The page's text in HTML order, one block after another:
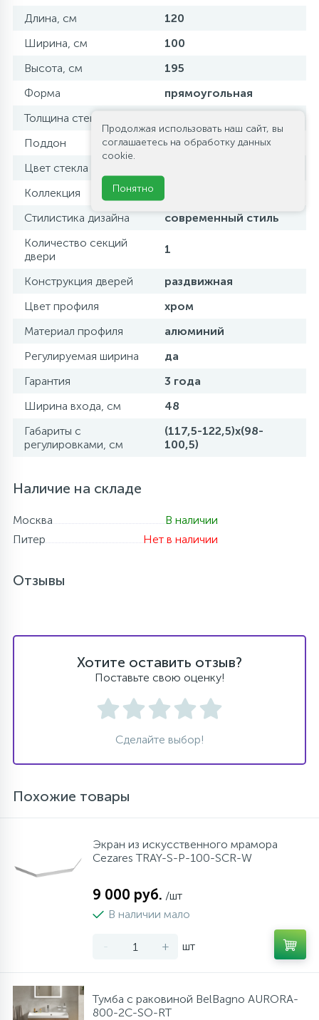
Длина, см
120
Ширина, см
100
Высота, см
195
Форма
прямоугольная
Толщина стекла, мм
Поддон
без поддона
Цвет стекла
Коллекция
Стилистика дизайна
современный стиль
Количество секций
двери
1
Конструкция дверей
раздвижная
Цвет профиля
хром
Материал профиля
алюминий
Регулируемая ширина
да
Гарантия
3 года
Ширина входа, см
48
Габариты с
регулировками, см
(117,5-122,5)x(98-
100,5)
Наличие на складе
Москва
В наличии
Питер
Нет в наличии
Отзывы
Хотите оставить отзыв?
Поставьте свою оценку!
Сделайте выбор!
Похожие товары
Экран из искусственного мрамора
Cezares TRAY-S-P-100-SCR-W
9 000 руб. /шт
В наличии мало
- + шт
Тумба с раковиной BelBagno AURORA-
800-2C-SO-RT
Продолжая использовать наш сайт, вы
соглашаетесь на обработку данных
cookie.
Понятно